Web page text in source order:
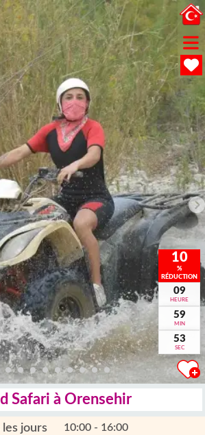
10
%
RÉDUCTION
09
HEURE
59
MIN
52
SEC
Safari à Orensehir
les jours 10:00 - 16:00